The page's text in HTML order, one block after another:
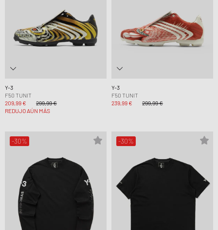
Y-3
F50 TUNIT
209,99 €
299,99 €
REDUJO AÚN MÁS
Y-3
F50 TUNIT
239,99 €
299,99 €
-30% -30%